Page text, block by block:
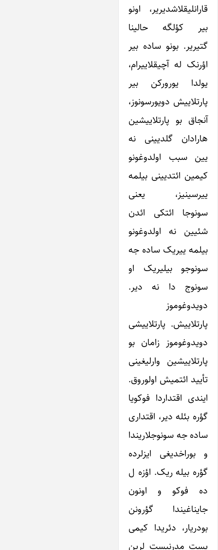
قارانلیقلاشدیریر، اونو
بیر کؤلگه حالینا
گتیریر. بونو ساده بیر
اؤرنک له آچیقلاییرام،
یولدا یورورکن بیر
پارتلاییش دویورسونوز،
آنجاق بو پارتلاییشین
هارادان گلدیینی نه
یین سبب اولدوغونو
کیمین ائتدیینی بیلمه
ییرسینیز، یعنی
سونوجا ائتکی ائدن
شئیین نه اولدوغونو
بیلمه ییریک ساده جه
سونوجو بیلیریک او
سونوج دا نه دیر.
دویدوغوموز
پارتلاییش. پارتلاییشی
دویدوغوموز زامان بو
پارتلاییشین وارلیغینی
تأیید ائتمیش اولوروق.
ایندی اقتداردا فوکویا
گؤره بئله دیر، اقتداری
ساده جه سونوجلاریندا
و بوراخدیغی ایزلرده
گؤره بیله ریک. اؤزه ل
ده فوکو و اونون
جایناغیندا گؤرونن
بودریار، دئریدا کیمی
پست مدرنیست لرین